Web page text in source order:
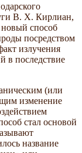
В. Х. Кирлиан,
способ
посредством
излучения
в последствие
(или
изменение
стал основой
название